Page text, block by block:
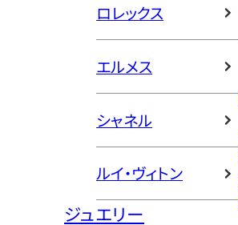
ロレックス
エルメス
シャネル
ルイ・ヴィトン
ジュエリー